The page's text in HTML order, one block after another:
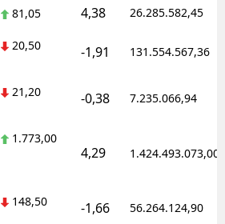
81,05 4,38 26.285.582,45
20,50 -1,91 131.554.567,36
21,20 -0,38 7.235.066,94
1.773,00
4,29 1.424.493.073,00
148,50 -1,66 56.264.124,90